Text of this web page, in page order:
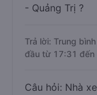
- Quảng Trị ?
Trả lời: Trung
đầu từ 17:31 đến
Câu hỏi: Nhà